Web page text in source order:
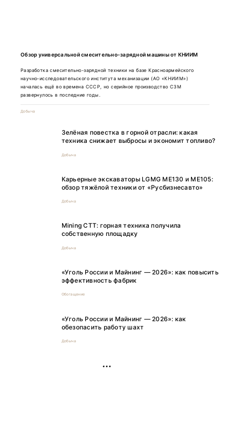
Обзор универсальной смесительно-зарядной машины от КНИИМ
Разработка смесительно-зарядной техники на базе Красноармейского
научно-исследовательского института механизации (АО «КНИИМ»)
началась ещё во времена СССР, но серийное производство СЗМ
развернулось в последние годы.
Добыча
Зелёная повестка в горной отрасли: какая
техника снижает выбросы и экономит топливо?
Добыча
Карьерные экскаваторы LGMG ME130 и ME105:
обзор тяжёлой техники от «Русбизнесавто»
Добыча
Mining CTT: горная техника получила
собственную площадку
Добыча
«Уголь России и Майнинг — 2026»: как повысить
эффективность фабрик
Обогащение
«Уголь России и Майнинг — 2026»: как
обезопасить работу шахт
Добыча